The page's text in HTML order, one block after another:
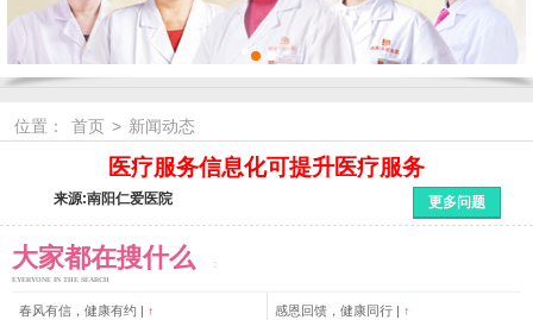
位置： 首页 > 新闻动态
医疗服务信息化可提升医疗服务
来源:南阳仁爱医院 更多问题
大家都在搜什么
EYERYONE IN THE SEARCH
春风有信，健康有约 | ↑ 感恩回馈，健康同行 | ↑